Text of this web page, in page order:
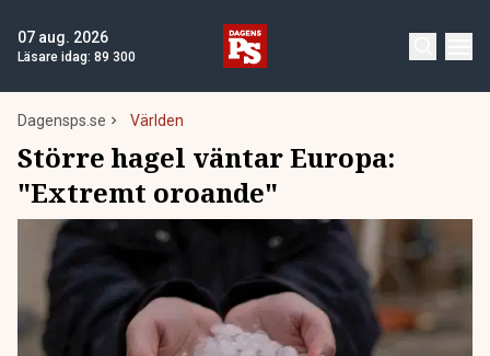
07 aug. 2026
Läsare idag: 89 300
Dagensps.se Världen
Större hagel väntar Europa:
"Extremt oroande"